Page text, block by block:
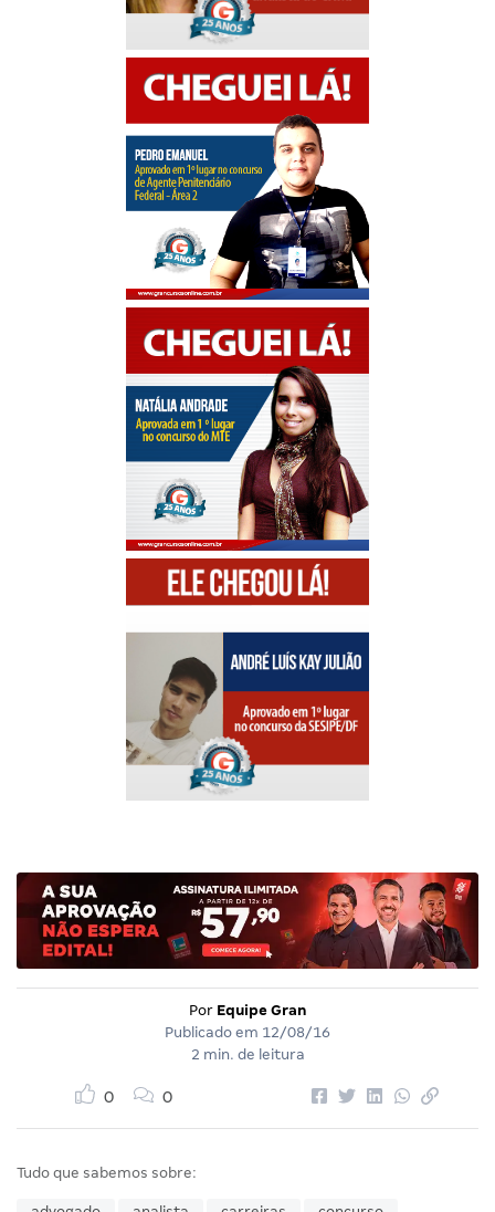
Por Equipe Gran
Publicado em 12/08/16
2 min. de leitura
0 0
Tudo que sabemos sobre: